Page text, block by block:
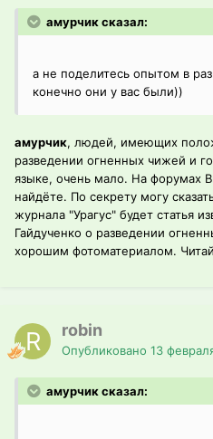
амурчик сказал:
а не поделитесь опытом в
конечно они у вас были))
амурчик, людей, имеющих
разведении огненных чижей и
языке, очень мало. На форумах
найдёте. По секрету могу
журнала "Урагус" будет статья
Гайдученко о разведении
хорошим фотоматериалом.
robin
Опубликовано 13
амурчик сказал: